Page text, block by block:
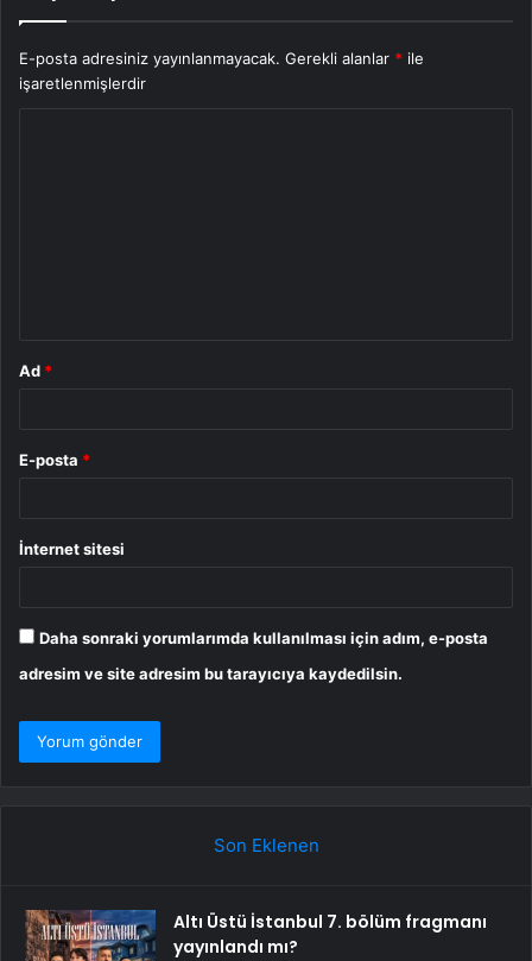
E-posta adresiniz yayınlanmayacak. Gerekli alanlar * ile
işaretlenmişlerdir
Ad *
E-posta *
İnternet sitesi
Daha sonraki yorumlarımda kullanılması için adım, e-posta
adresim ve site adresim bu tarayıcıya kaydedilsin.
Son Eklenen
Altı Üstü İstanbul 7. bölüm fragmanı
yayınlandı mı?